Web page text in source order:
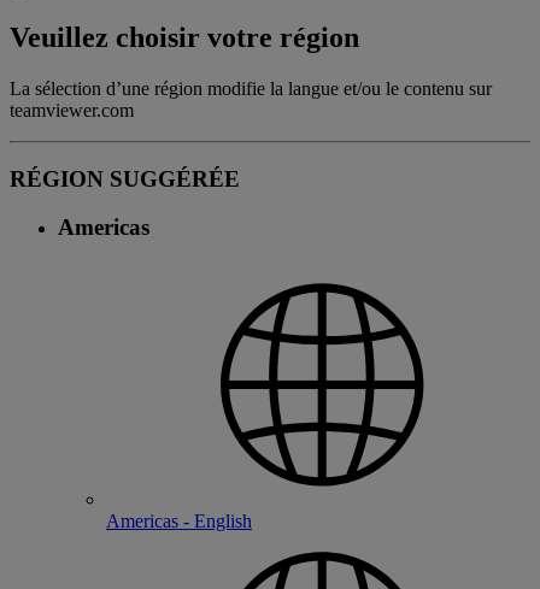
Veuillez choisir votre région
La sélection d’une région modifie la langue et/ou le contenu sur
teamviewer.com
RÉGION SUGGÉRÉE
Americas
Americas - English